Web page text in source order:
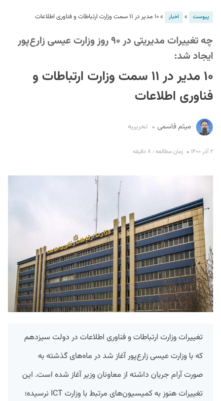
پیوست » اخبار »۱۰ مدیر در ۱۱ سمت وزارت ارتباطات و فناوری اطلاعات
چه تغییرات مدیریتی در ۹۰ روز وزارت عیسی زارع‌پور
ایجاد شد:
۱۰ مدیر در ۱۱ سمت وزارت ارتباطات و
فناوری اطلاعات
میثم قاسمی تحریریه
۲ آذر ۱۴۰۰ زمان مطالعه : ۸ دقیقه
تغییرات وزارت ارتباطات و فناوری اطلاعات در دولت سیزدهم
که با وزارت عیسی زارع‌پور آغاز شد در ماه‌های گذشته به
صورت آرام جریان داشته از معاونان وزیر آغاز شده است. این
تغییرات هنوز به کمیسیون‌های مرتبط با وزارت ICT نرسیده؛